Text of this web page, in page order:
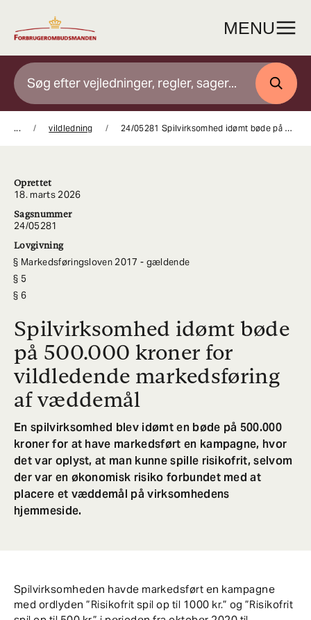
indhold
MENU
SØG
... vildledning 24/05281 Spilvirksomhed idømt bøde på 500.000 kroner for vildledende markedsføring af væddemål
Oprettet
18. marts 2026
Sagsnummer
24/05281
Lovgivning
Markedsføringsloven 2017 - gældende
5
6
Spilvirksomhed idømt bøde
på 500.000 kroner for
vildledende markedsføring
af væddemål
En spilvirksomhed blev idømt en bøde på 500.000
kroner for at have markedsført en kampagne, hvor
det var oplyst, at man kunne spille risikofrit, selvom
der var en økonomisk risiko forbundet med at
placere et væddemål på virksomhedens
hjemmeside.
Spilvirksomheden havde markedsført en kampagne
med ordlyden ”Risikofrit spil op til 1000 kr.” og ”Risikofrit